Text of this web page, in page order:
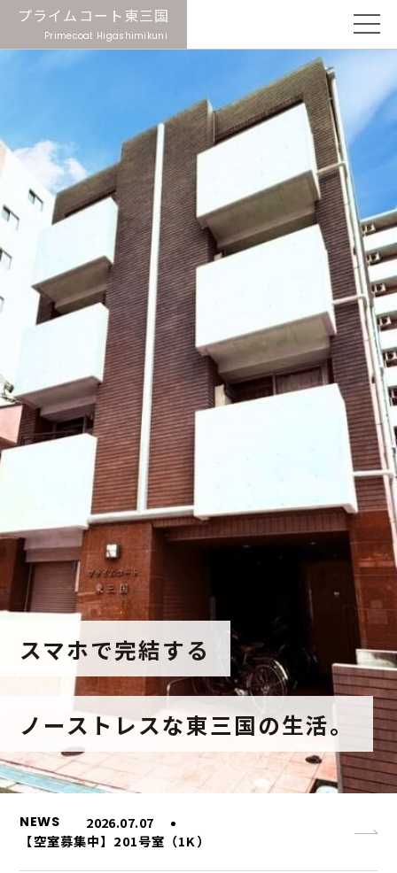
プライムコート東三国
Primecoat Higashimikuni
スマホで完結する
ノーストレスな東三国の生活。
NEWS
2026.07.07
【空室募集中】201号室（1K）